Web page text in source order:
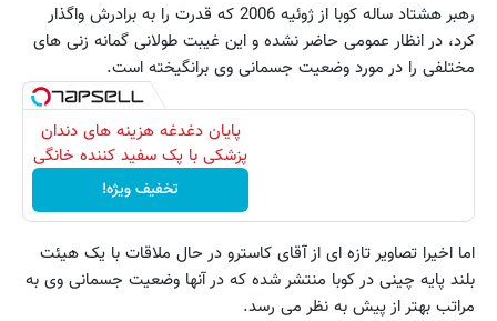
رهبر هشتاد ساله کوبا از ژوئیه 2006 که قدرت را به برادرش واگذار
کرد، در انظار عمومی حاضر نشده و این غیبت طولانی گمانه زنی های
مختلفی را در مورد وضعیت جسمانی وی برانگیخته است.
پایان دغدغه هزینه های دندان
پزشکی با پک سفید کننده خانگی
تخفیف ویژه!
اما اخیرا تصاویر تازه ای از آقای کاسترو در حال ملاقات با یک هیئت
بلند پایه چینی در کوبا منتشر شده که در آنها وضعیت جسمانی وی به
مراتب بهتر از پیش به نظر می رسد.